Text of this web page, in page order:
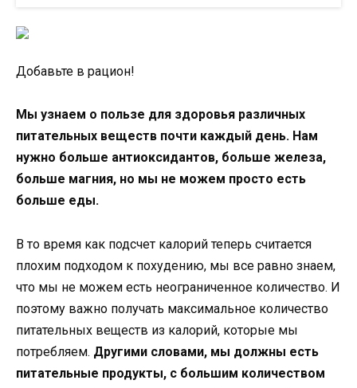
Добавьте в рацион!
Мы узнаем о пользе для здоровья различных
питательных веществ почти каждый день. Нам
нужно больше антиоксидантов, больше железа,
больше магния, но мы не можем просто есть
больше еды.
В то время как подсчет калорий теперь считается
плохим подходом к похудению, мы все равно знаем,
что мы не можем есть неограниченное количество. И
поэтому важно получать максимальное количество
питательных веществ из калорий, которые мы
потребляем. Другими словами, мы должны есть
питательные продукты, с большим количеством